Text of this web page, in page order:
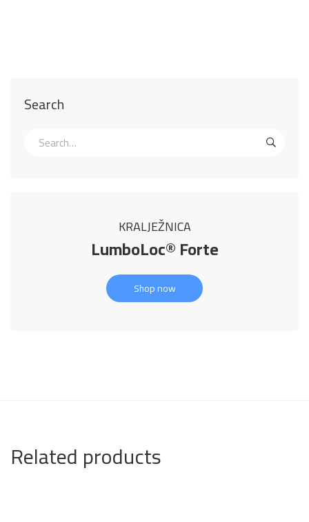
Search
KRALJEŽNICA
LumboLoc® Forte
Shop now
Related products